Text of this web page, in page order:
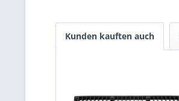
Kunden kauften auch